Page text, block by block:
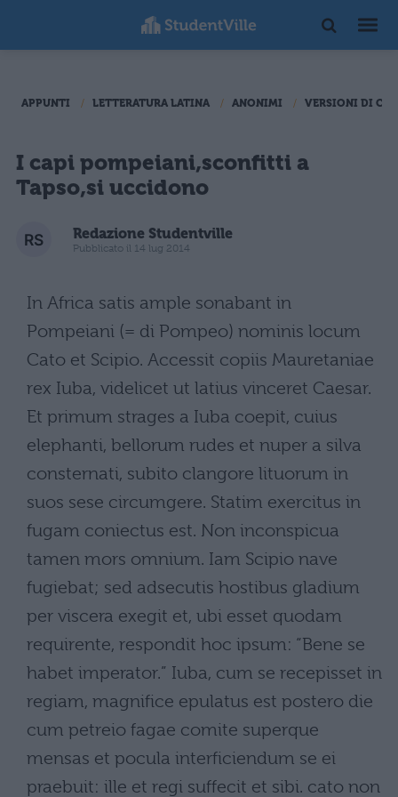
APPUNTI LETTERATURA LATINA ANONIMI VERSIONI DI
I capi pompeiani,sconfitti a
Tapso,si uccidono
Redazione Studentville
Pubblicato il 14 lug 2014
In Africa satis ample sonabant in
Pompeiani (= di Pompeo) nominis locum
Cato et Scipio. Accessit copiis Mauretaniae
rex Iuba, videlicet ut latius vinceret Caesar.
Et primum strages a Iuba coepit, cuius
elephanti, bellorum rudes et nuper a silva
consternati, subito clangore lituorum in
suos sese circumgere. Statim exercitus in
fugam coniectus est. Non inconspicua
tamen mors omnium. Iam Scipio nave
fugiebat; sed adsecutis hostibus gladium
per viscera exegit et, ubi esset quodam
requirente, respondit hoc ipsum: “Bene se
habet imperator.” Iuba, cum se recepisset in
regiam, magnifice epulatus est postero die
cum petreio fagae comite superque
mensas et pocula interficiendum se ei
praebuit: ille et regi suffecit et sibi. cato non